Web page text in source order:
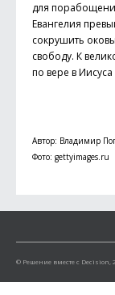
для
Евангелия
сокрушить
свободу. К
по вере в Иисуса
Автор: Владимир
Фото: gettyimages.ru
© Решение вместе с Decision,